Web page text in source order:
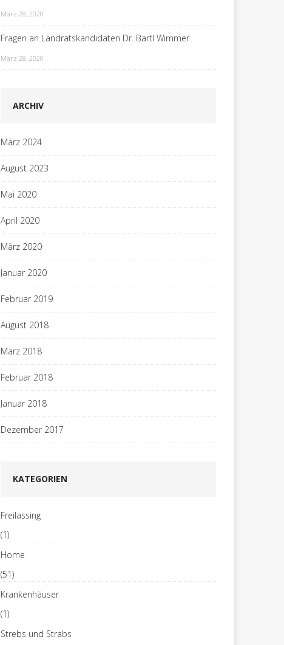
März 28, 2020
Fragen an Landratskandidaten Dr. Bartl Wimmer
März 28, 2020
ARCHIV
März 2024
August 2023
Mai 2020
April 2020
März 2020
Januar 2020
Februar 2019
August 2018
März 2018
Februar 2018
Januar 2018
Dezember 2017
KATEGORIEN
Freilassing
(1)
Home
(51)
Krankenhäuser
(1)
Strebs und Strabs